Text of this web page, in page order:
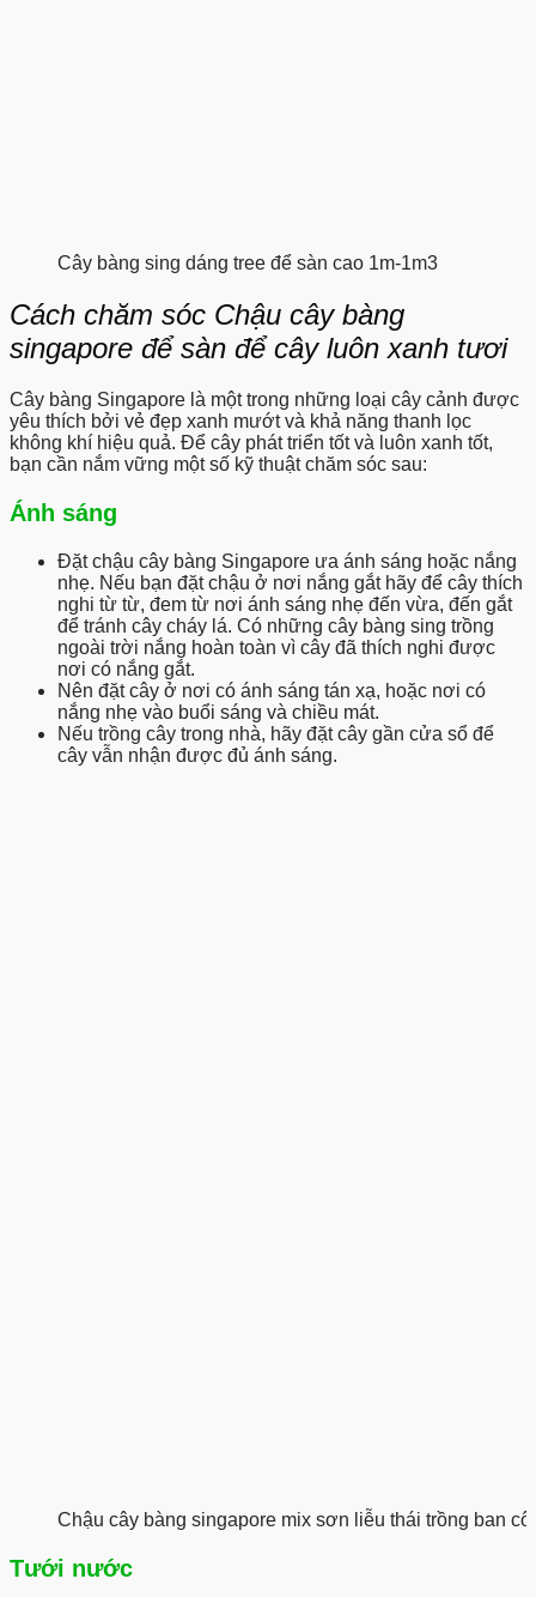
Cây bàng sing dáng tree để sàn cao 1m-1m3
Cách chăm sóc Chậu cây bàng
singapore để sàn để cây luôn xanh tươi
Cây bàng Singapore là một trong những loại cây cảnh được
yêu thích bởi vẻ đẹp xanh mướt và khả năng thanh lọc
không khí hiệu quả. Để cây phát triển tốt và luôn xanh tốt,
bạn cần nắm vững một số kỹ thuật chăm sóc sau:
Ánh sáng
Đặt chậu cây bàng Singapore ưa ánh sáng hoặc nắng
nhẹ. Nếu bạn đặt chậu ở nơi nắng gắt hãy để cây thích
nghi từ từ, đem từ nơi ánh sáng nhẹ đến vừa, đến gắt
để tránh cây cháy lá. Có những cây bàng sing trồng
ngoài trời nắng hoàn toàn vì cây đã thích nghi được
nơi có nắng gắt.
Nên đặt cây ở nơi có ánh sáng tán xạ, hoặc nơi có
nắng nhẹ vào buổi sáng và chiều mát.
Nếu trồng cây trong nhà, hãy đặt cây gần cửa sổ để
cây vẫn nhận được đủ ánh sáng.
Chậu cây bàng singapore mix sơn liễu thái trồng ban
Tưới nước